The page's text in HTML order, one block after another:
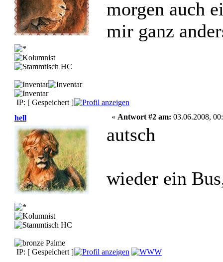
morgen auch
mir ganz
IP: [ Gespeichert ]
hell
« Antwort #2 am: 03.06.2008,
autsch
wieder ein
IP: [ Gespeichert ]